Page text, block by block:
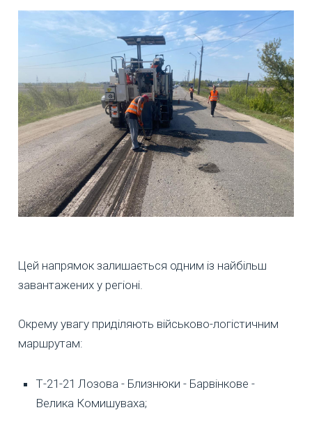
Цей напрямок залишається одним із найбільш
завантажених у регіоні.
Окрему увагу приділяють військово-логістичним
маршрутам:
Т-21-21 Лозова - Близнюки - Барвінкове -
Велика Комишуваха;